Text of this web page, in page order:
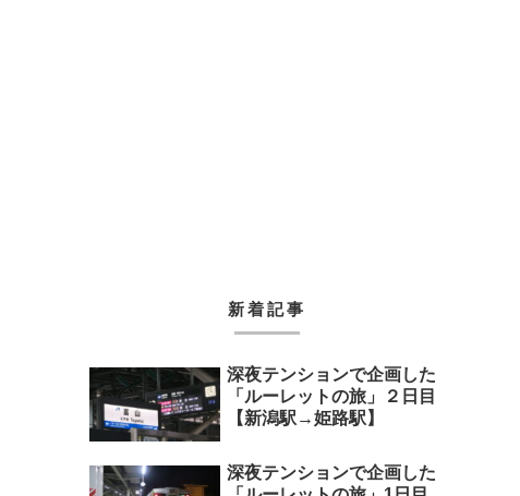
新着記事
深夜テンションで企画した
「ルーレットの旅」２日目
【新潟駅→姫路駅】
深夜テンションで企画した